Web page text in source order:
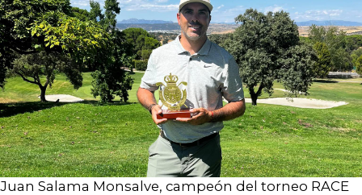
Juan Salama Monsalve, campeón del torneo RACE